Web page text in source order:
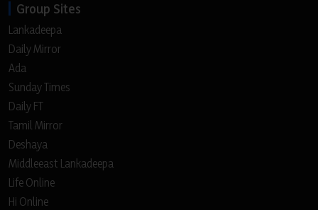
Group Sites
Lankadeepa
Daily Mirror
Ada
Sunday Times
Daily FT
Tamil Mirror
Deshaya
Middleeast Lankadeepa
Life Online
Hi Online